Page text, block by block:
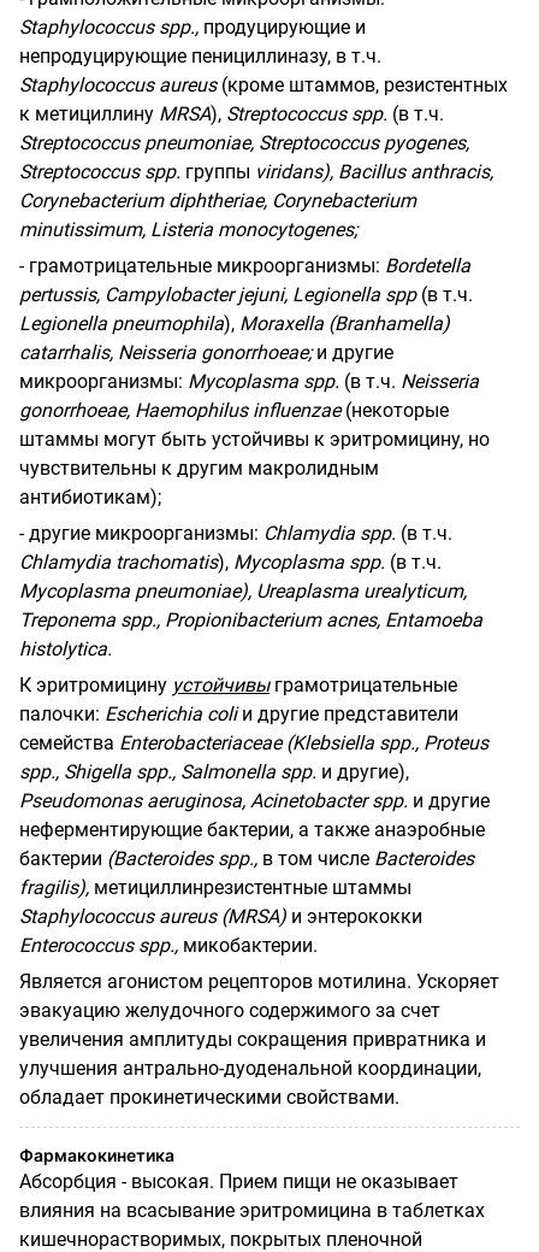
Staphylococcus spp., продуцирующие и
непродуцирующие пенициллиназу, в т.ч.
Staphylococcus aureus(кроме штаммов, резистентных
к метициллину MRSA), Streptococcus spp. (в т.ч.
Streptococcus pneumoniae, Streptococcus pyogenes,
Streptococcus spp. группы viridans), Bacillus anthracis,
Corynebacterium diphtheriae, Corynebacterium
minutissimum, Listeria monocytogenes;
- грамотрицательные микроорганизмы: Bordetella
pertussis, Campylobacter jejuni, Legionella spp(в т.ч.
Legionella pneumophila), Moraxella (Branhamella)
catarrhalis, Neisseria gonorrhoeae;и другие
микроорганизмы: Mycoplasma spp. (в т.ч. Neisseria
gonorrhoeae, Haemophilus influenzae(некоторые
штаммы могут быть устойчивы к эритромицину, но
чувствительны к другим макролидным
антибиотикам);
- другие микроорганизмы: Chlamydia spp. (в т.ч.
Chlamydia trachomatis), Mycoplasma spp. (в т.ч.
Mycoplasma pneumoniae), Ureaplasma urealyticum,
Treponema spp., Propionibacterium acnes, Entamoeba
histolytica.
К эритромицину устойчивыграмотрицательные
палочки: Escherichia coliи другие представители
семейства Enterobacteriaceae(Klebsiella spp., Proteus
spp., Shigella spp., Salmonella spp. и другие),
Pseudomonas aeruginosa, Acinetobacter spp. и другие
неферментирующие бактерии, а также анаэробные
бактерии (Bacteroides spp., в том числе Bacteroides
fragilis), метициллинрезистентные штаммы
Staphylococcus aureus(MRSА) и энтерококки
Enterococcus spp., микобактерии.
Является агонистом рецепторов мотилина. Ускоряет
эвакуацию желудочного содержимого за счет
увеличения амплитуды сокращения привратника и
улучшения антрально-дуоденальной координации,
обладает прокинетическими свойствами.
Фармакокинетика
Абсорбция - высокая. Прием пищи не оказывает
влияния на всасывание эритромицина в таблетках
кишечнорастворимых, покрытых пленочной